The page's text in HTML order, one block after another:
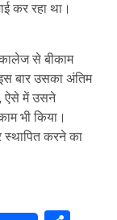
कर रहा था।
से बीकाम
बार उसका अंतिम
ऐसे में उसने
भी किया।
करने का